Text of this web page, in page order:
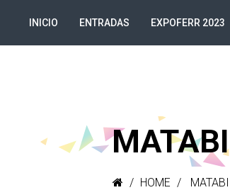
INICIO ENTRADAS EXPOFERR 2023
MATABI
HOME MATABI